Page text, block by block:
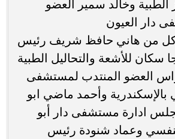
الطبية وخالد سمير العضو
دار العيون
كل من هاني حافظ شريف رئيس
سكان للأشعة والتحاليل الطبية
العضو المنتدب لمستشفى
وأحمد ماضي ابو
ادارة مستشفى دار أبو
وعماد شنودة رئيس